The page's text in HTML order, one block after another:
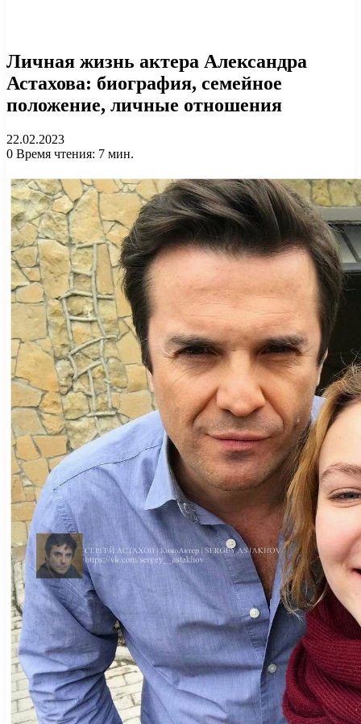
Личная жизнь актера Александра
Астахова: биография, семейное
положение, личные отношения
22.02.2023
0 Время чтения: 7 мин.